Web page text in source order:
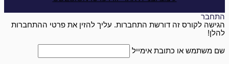
התחבר
הגישה לקורס זה דורשת התחברות. עליך להזין את פרטי ההתחברות
להלן!
שם משתמש או כתובת אימייל